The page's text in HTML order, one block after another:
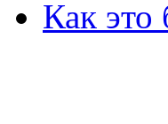
Как это